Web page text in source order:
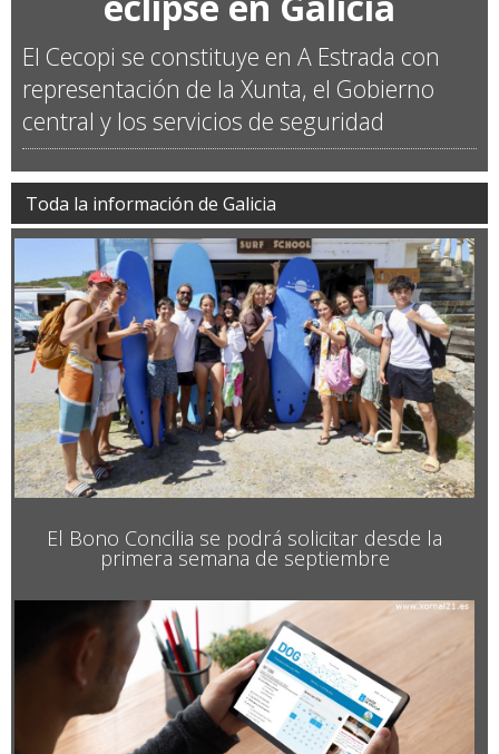
El certamen de pintura de Tomiño se amplía a
Estás y Figueiró
Val Miñor
La gamela vuelve a reinar en Baiona con
ganadores de A Guarda y Tui